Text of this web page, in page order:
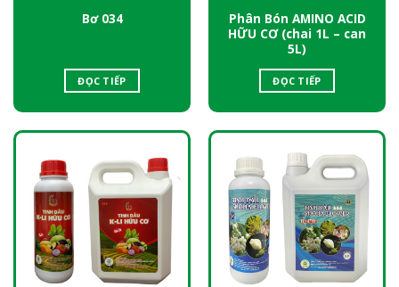
Bơ 034
ĐỌC TIẾP
Phân Bón AMINO ACID
HỮU CƠ (chai 1L – can
5L)
ĐỌC TIẾP